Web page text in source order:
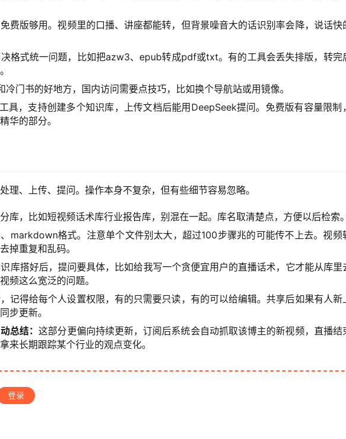
费版够用。视频里的口播、讲座都能转，但背景噪音大的话识别率会降，说话快
格式统一问题，比如把azw3、epub转成pdf或txt。有的工具会丢失排版，转完
冷门书的好地方，国内访问需要点技巧，比如换个导航站或用镜像。
具，支持创建多个知识库，上传文档后能用DeepSeek提问。免费版有容量限制
华的部分。
理、上传、提问。操作本身不复杂，但有些细节容易忽略。
库，比如短视频话术库行业报告库，别混在一起。库名取清楚点，方便以后检索。
markdown格式。注意单个文件别太大，超过100步骤兆的可能传不上去。视频
掉重复和乱码。
库搭好后，提问要具体，比如给我写一个贪便宜用户的直播话术，它才能从库里
频这么宽泛的问题。
记得给每个人设置权限，有的只需要只读，有的可以给编辑。共享后如果有人新
步更新。
总结：这部分更偏向持续更新，订阅后系统会自动抓取该博主的新视频，直播结
来长期跟踪某个行业的观点变化。
登录